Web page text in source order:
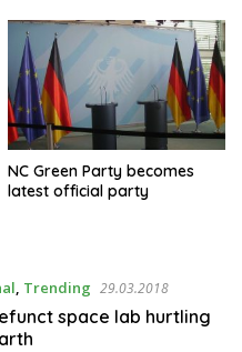
NC Green Party becomes
latest official party
, Trending 29.03.2018
space lab hurtling